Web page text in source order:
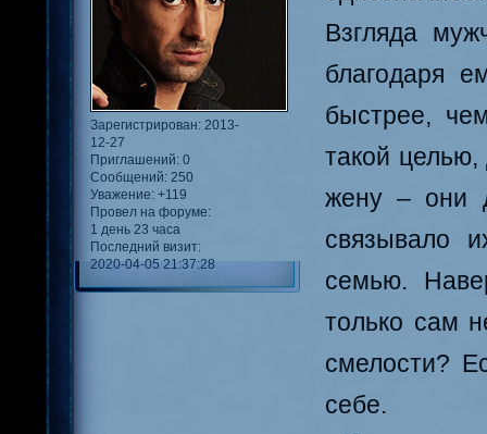
Зарегистрирован: 2013-
12-27
Приглашений: 0
Сообщений: 250
Уважение: +119
Провел на форуме:
1 день 23 часа
Последний визит:
2020-04-05 21:37:28
Взгляда
благодаря
быстрее,
такой
жену – они
связывало
семью.
только сам
смелости?
себе.